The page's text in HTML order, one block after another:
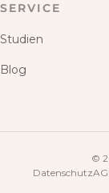
SERVICE
Studien
Blog
©
Datenschutz